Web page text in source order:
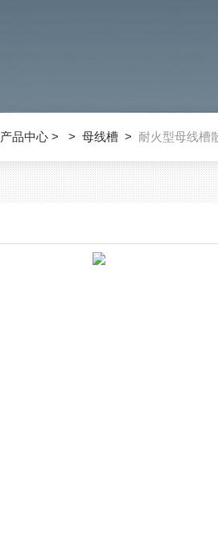
产品中心 > > 母线槽 > 耐火型母线槽